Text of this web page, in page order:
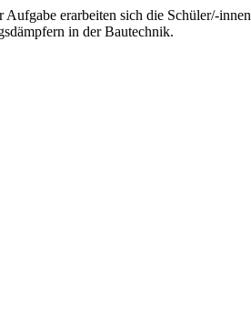
erarbeiten sich die Schüler/-
in der Bautechnik.